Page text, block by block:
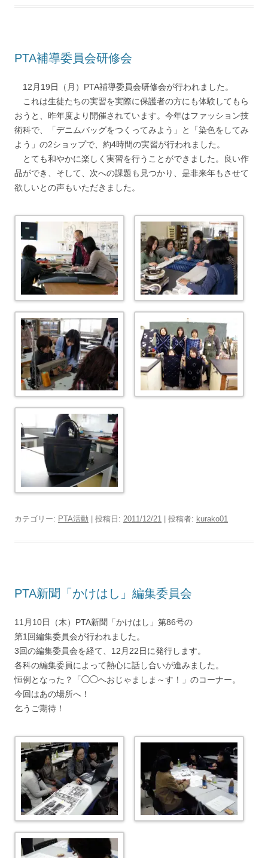
PTA補導委員会研修会
12月19日（月）PTA補導委員会研修会が行われました。
これは生徒たちの実習を実際に保護者の方にも体験してもら
おうと、昨年度より開催されています。今年はファッション技
術科で、「デニムバッグをつくってみよう」と「染色をしてみ
よう」の2ショップで、約4時間の実習が行われました。
とても和やかに楽しく実習を行うことができました。良い作
品ができ、そして、次への課題も見つかり、是非来年もさせて
欲しいとの声もいただきました。
カテゴリー: PTA活動 | 投稿日: 2011/12/21 | 投稿者: kurako01
PTA新聞「かけはし」編集委員会
11月10日（木）PTA新聞「かけはし」第86号の
第1回編集委員会が行われました。
3回の編集委員会を経て、12月22日に発行します。
各科の編集委員によって熱心に話し合いが進みました。
恒例となった？「◯◯へおじゃましま～す！」のコーナー。
今回はあの場所へ！
乞うご期待！